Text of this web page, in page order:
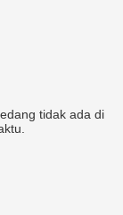
tidak ada di